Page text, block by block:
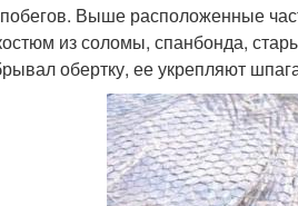
Выше расположенные
из соломы, спанбонда,
обертку, ее укрепляют